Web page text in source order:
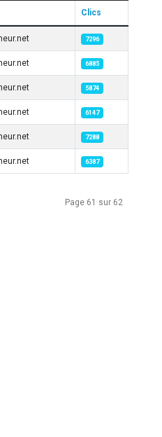
Clics
7296
6885
5874
6147
7288
6387
Page 61 sur 62